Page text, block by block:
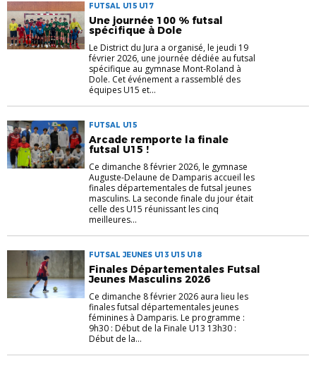
FUTSAL U15 U17
Une journée 100 % futsal
spécifique à Dole
Le District du Jura a organisé, le jeudi 19
février 2026, une journée dédiée au futsal
spécifique au gymnase Mont-Roland à
Dole. Cet événement a rassemblé des
équipes U15 et...
FUTSAL U15
Arcade remporte la finale
futsal U15 !
Ce dimanche 8 février 2026, le gymnase
Auguste-Delaune de Damparis accueil les
finales départementales de futsal jeunes
masculins. La seconde finale du jour était
celle des U15 réunissant les cinq
meilleures...
FUTSAL JEUNES U13 U15 U18
Finales Départementales Futsal
Jeunes Masculins 2026
Ce dimanche 8 février 2026 aura lieu les
finales futsal départementales jeunes
féminines à Damparis. Le programme :
9h30 : Début de la Finale U13 13h30 :
Début de la...